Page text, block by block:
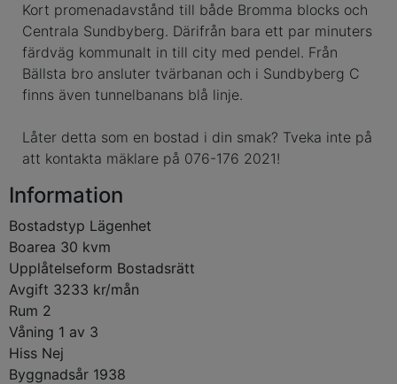
Kort promenadavstånd till både Bromma blocks och
Centrala Sundbyberg. Därifrån bara ett par minuters
färdväg kommunalt in till city med pendel. Från
Bällsta bro ansluter tvärbanan och i Sundbyberg C
finns även tunnelbanans blå linje.
Låter detta som en bostad i din smak? Tveka inte på
att kontakta mäklare på 076-176 2021!
Information
Bostadstyp Lägenhet
Boarea 30 kvm
Upplåtelseform Bostadsrätt
Avgift 3233 kr/mån
Rum 2
Våning 1 av 3
Hiss Nej
Byggnadsår 1938